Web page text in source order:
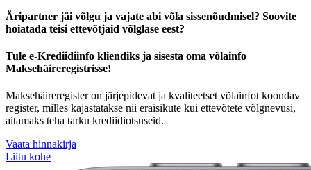
Äripartner jäi võlgu ja vajate abi võla sissenõudmisel? Soovite
hoiatada teisi ettevõtjaid võlglase eest?
Tule e-Krediidiinfo kliendiks ja sisesta oma võlainfo
Maksehäireregistrisse!
Maksehäireregister on järjepidevat ja kvaliteetset võlainfot koondav
register, milles kajastatakse nii eraisikute kui ettevõtete võlgnevusi,
aitamaks teha tarku krediidiotsuseid.
Vaata hinnakirja
Liitu kohe